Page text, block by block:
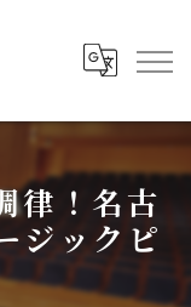
律！名古
ジックピ